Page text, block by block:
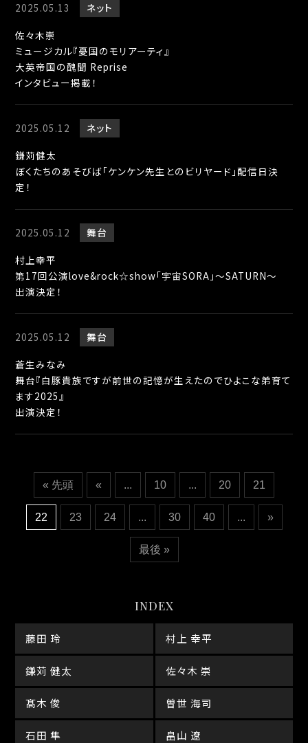
2025.05.13
ネット
佐々木崇
ミュージカル『憂国のモリアーティ』
大英帝国の醜聞 Reprise
インタビュー掲載！
2025.05.12
ネット
鎌苅健太
ぼくたちのあそびば「ケンケン先生とのビリヤード」配信日決
定！
2025.05.12
舞台
村上幸平
第17回公演love&rock☆show「宇宙SORA」〜SATURN〜
出演決定！
2025.05.12
舞台
蒼生みなみ
舞台『白豚貴族ですが前世の記憶が生えたのでひよこな弟育て
ます2025』
出演決定！
« 先頭 « ... 10 ... 20 21
22 23 24 ... 30 40 ... »
最後 »
INDEX
藤田 玲 村上 幸平
鎌苅 健太 佐々木 崇
髙木 俊 曽世 海司
石田 隼 畠山 遼